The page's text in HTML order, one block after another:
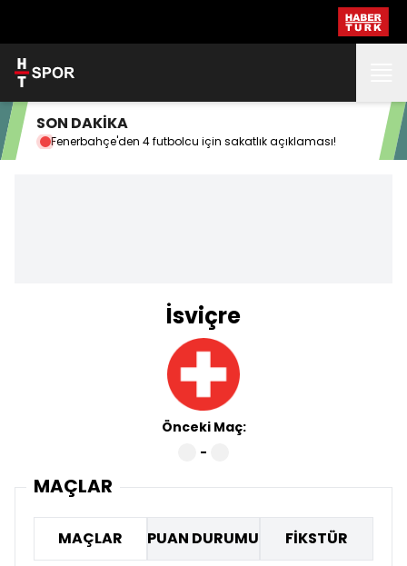
SON DAKİKA
Fenerbahçe'den 4 futbolcu için sakatlık açıklaması!
İsviçre
Önceki Maç:
-
MAÇLAR PUAN DURUMU FİKSTÜR
MAÇLAR